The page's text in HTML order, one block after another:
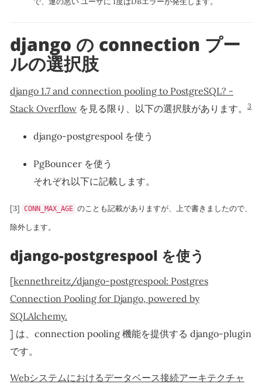
django の connection プー
ルの選択肢
django 1.7 and connection pooling to PostgreSQL? -
Stack Overflow を見る限り、以下の選択肢があります。 3
django-postgrespool を使う
PgBouncer を使う
それぞれ以下に記載します。
[3] CONN_MAX_AGE のことも記載がありますが、上で書きましたので、
除外します。
django-postgrespool を使う
[kennethreitz/django-postgrespool: Postgres
Connection Pooling for Django, powered by
SQLAlchemy.
] は、connection pooling 機能を提供する django-plugin
です。
Webシステムにおけるデータベース接続アーキテクチャ